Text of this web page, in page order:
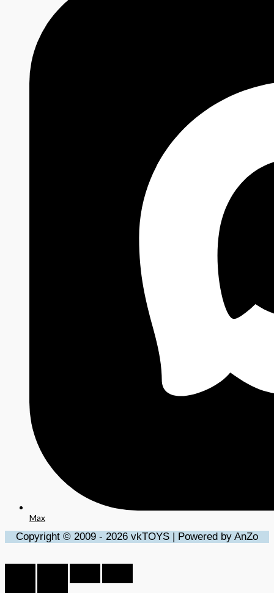
Max
Copyright © 2009 - 2026 vkTOYS | Powered by AnZo